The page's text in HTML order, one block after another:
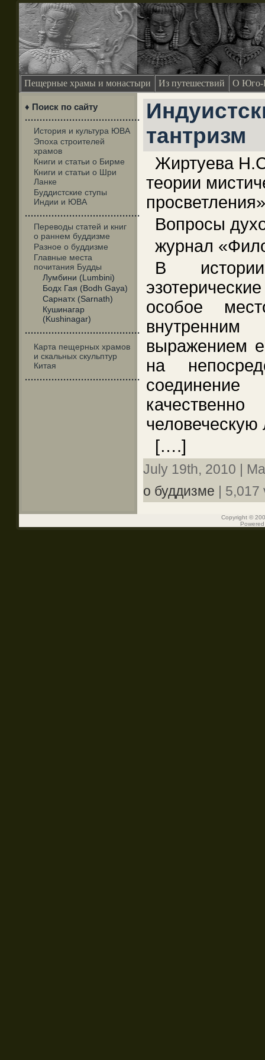
Пещерные храмы и монастыри Из путешествий О Юго-
♦ Поиск по сайту
·······································
История и культура ЮВА
Эпоха строителей
храмов
Книги и статьи о Бирме
Книги и статьи о Шри
Ланке
Буддистские ступы
Индии и ЮВА
·······································
Переводы статей и книг
о раннем буддизме
Разное о буддизме
Главные места
почитания Будды
Лумбини (Lumbini)
Бодх Гая (Bodh Gaya)
Сарнатх (Sarnath)
Кушинагар
(Kushinagar)
·······································
Карта пещерных храмов
и скальных скульптур
Китая
·······································
тантризм
Жиртуева
теории
Вопросы
журнал
В
особое
внутренним
выражением
на
человеческую
[….]
July 19th, 2010 |
о буддизме | 5,017
Copyright ©